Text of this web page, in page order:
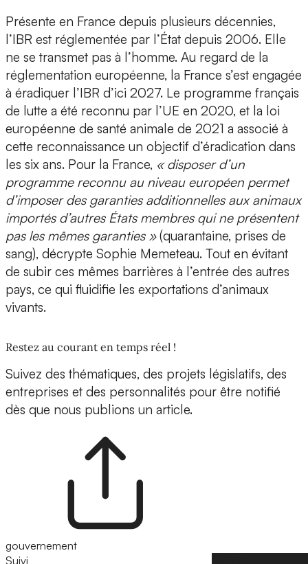
Présente en France depuis plusieurs décennies,
l’IBR est réglementée par l’État depuis 2006. Elle
ne se transmet pas à l’homme. Au regard de la
réglementation européenne, la France s’est engagée
à éradiquer l’IBR d’ici 2027. Le programme français
de lutte a été reconnu par l’UE en 2020, et la loi
européenne de santé animale de 2021 a associé à
cette reconnaissance un objectif d’éradication dans
les six ans. Pour la France, « disposer d’un
programme reconnu au niveau européen permet
d’imposer des garanties additionnelles aux animaux
importés d’autres États membres qui ne présentent
pas les mêmes garanties »(quarantaine, prises de
sang), décrypte Sophie Memeteau. Tout en évitant
de subir ces mêmes barrières à l’entrée des autres
pays, ce qui fluidifie les exportations d’animaux
vivants.
Restez au courant en temps réel !
Suivez des thématiques, des projets législatifs, des
entreprises et des personnalités pour être notifié
dès que nous publions un article.
gouvernement
Suivi